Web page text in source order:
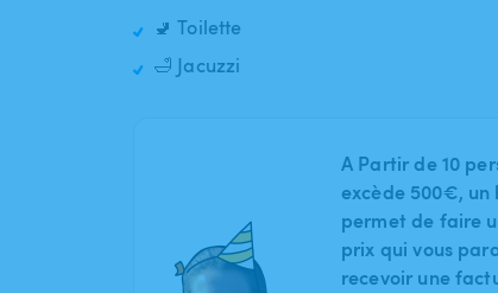
🚽 Toilette
🛁 Jacuzzi
A Partir de 10
excède 500€,
permet de faire
prix qui vous
recevoir une